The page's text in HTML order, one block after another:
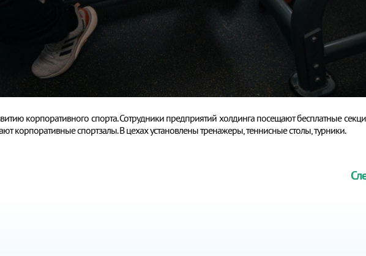
корпоративного спорта. Сотрудники предприятий холдинга посещают бесплатные
корпоративные спортзалы. В цехах установлены тренажеры, теннисные столы, турники.